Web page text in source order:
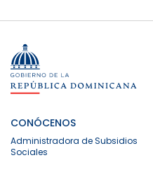
CONÓCENOS
Administradora de Subsidios
Sociales